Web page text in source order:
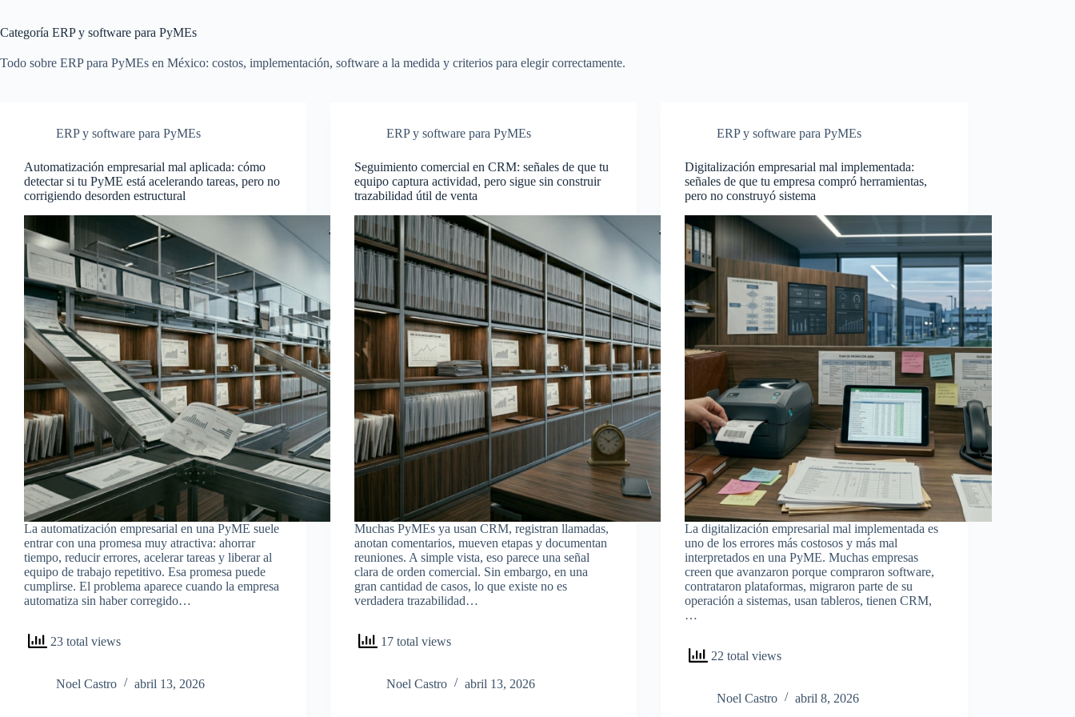
Categoría ERP y software para PyMEs
Todo sobre ERP para PyMEs en México: costos, implementación, software a la medida y criterios para elegir correctamente.
ERP y software para PyMEs
Automatización empresarial mal aplicada: cómo
detectar si tu PyME está acelerando tareas, pero no
corrigiendo desorden estructural
La automatización empresarial en una PyME suele
entrar con una promesa muy atractiva: ahorrar
tiempo, reducir errores, acelerar tareas y liberar al
equipo de trabajo repetitivo. Esa promesa puede
cumplirse. El problema aparece cuando la empresa
automatiza sin haber corregido…
23 total views
Noel Castro abril 13, 2026
ERP y software para PyMEs
Seguimiento comercial en CRM: señales de que tu
equipo captura actividad, pero sigue sin construir
trazabilidad útil de venta
Muchas PyMEs ya usan CRM, registran llamadas,
anotan comentarios, mueven etapas y documentan
reuniones. A simple vista, eso parece una señal
clara de orden comercial. Sin embargo, en una
gran cantidad de casos, lo que existe no es
verdadera trazabilidad…
17 total views
Noel Castro abril 13, 2026
ERP y software para PyMEs
Digitalización empresarial mal implementada:
señales de que tu empresa compró herramientas,
pero no construyó sistema
La digitalización empresarial mal implementada es
uno de los errores más costosos y más mal
interpretados en una PyME. Muchas empresas
creen que avanzaron porque compraron software,
contrataron plataformas, migraron parte de su
operación a sistemas, usan tableros, tienen CRM,
…
22 total views
Noel Castro abril 8, 2026